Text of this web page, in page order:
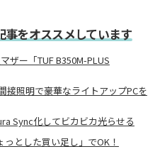
をオススメしています
ザー「TUF B350M-PLUS
接照明で豪華なライトアップPCを
Sync化してビカビカ光らせる
とした買い足し」でOK！